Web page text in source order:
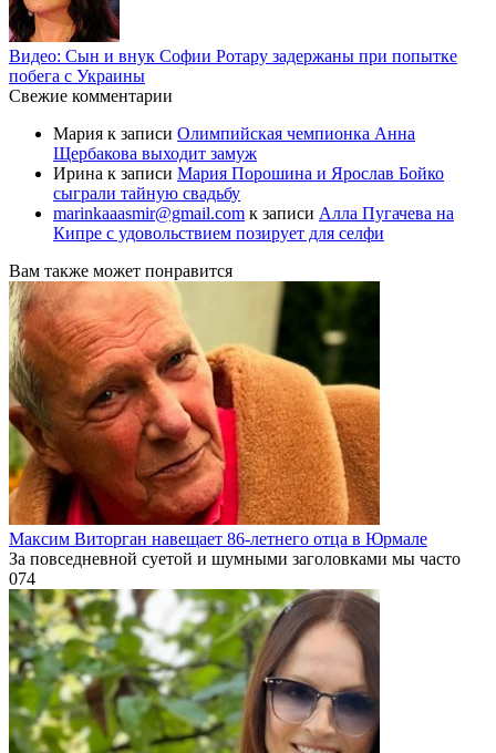
Видео: Сын и внук Софии Ротару задержаны при попытке
побега с Украины
Свежие комментарии
Мария к записи Олимпийская чемпионка Анна
Щербакова выходит замуж
Ирина к записи Мария Порошина и Ярослав Бойко
сыграли тайную свадьбу
marinkaaasmir@gmail.com к записи Алла Пугачева на
Кипре с удовольствием позирует для селфи
Вам также может понравится
Максим Виторган навещает 86-летнего отца в Юрмале
За повседневной суетой и шумными заголовками мы часто
074